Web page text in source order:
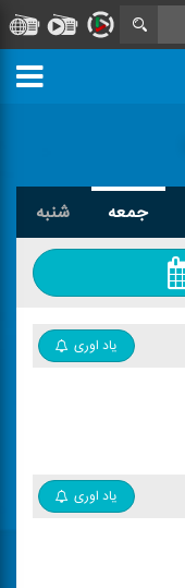
جمعه شنبه
یاد اوری
یاد اوری